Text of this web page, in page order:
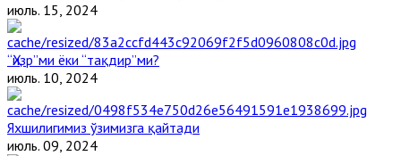
июль. 15, 2024
“Ҳизр”ми ёки “тақдир”ми?
июль. 10, 2024
Яхшилигимиз ўзимизга қайтади
июль. 09, 2024